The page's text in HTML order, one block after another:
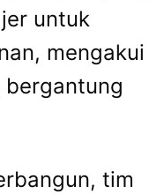
untuk
mengakui
bergantung
tim